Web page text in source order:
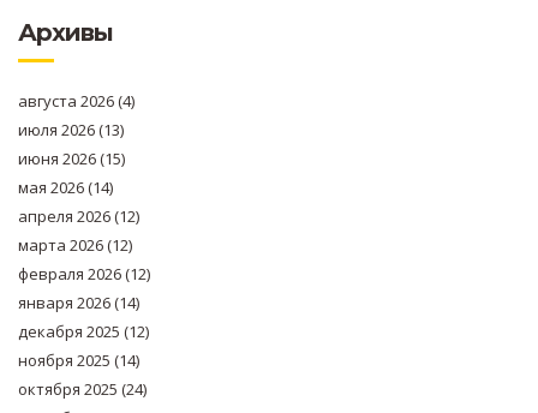
Архивы
августа 2026(4)
июля 2026(13)
июня 2026(15)
мая 2026(14)
апреля 2026(12)
марта 2026(12)
февраля 2026(12)
января 2026(14)
декабря 2025 (12)
ноября 2025 (14)
октября 2025 (24)